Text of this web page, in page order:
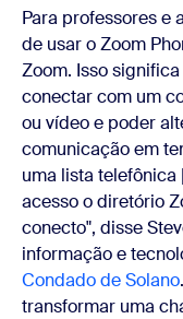
Para professores e
de usar o Zoom
Zoom. Isso
conectar com um
ou vídeo e poder
comunicação em
uma lista telefônica
acesso o diretório
conecto", disse
informação e
Condado de Solano
transformar uma